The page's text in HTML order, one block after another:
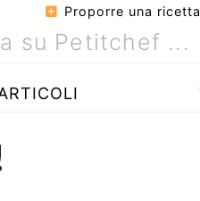
Proporre una ricetta